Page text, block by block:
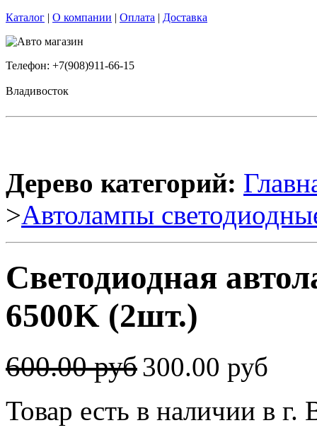
Каталог | О компании | Оплата | Доставка
Телефон: +7(908)911-66-15
Владивосток
Дерево категорий:
>Автолампы
Светодиодная
6500K (2шт.)
600.00 руб300.00 руб
Товар есть в наличии в г.